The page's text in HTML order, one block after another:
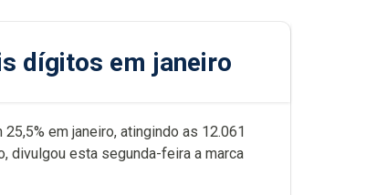
dígitos em janeiro
em janeiro, atingindo as 12.061
divulgou esta segunda-feira a marca